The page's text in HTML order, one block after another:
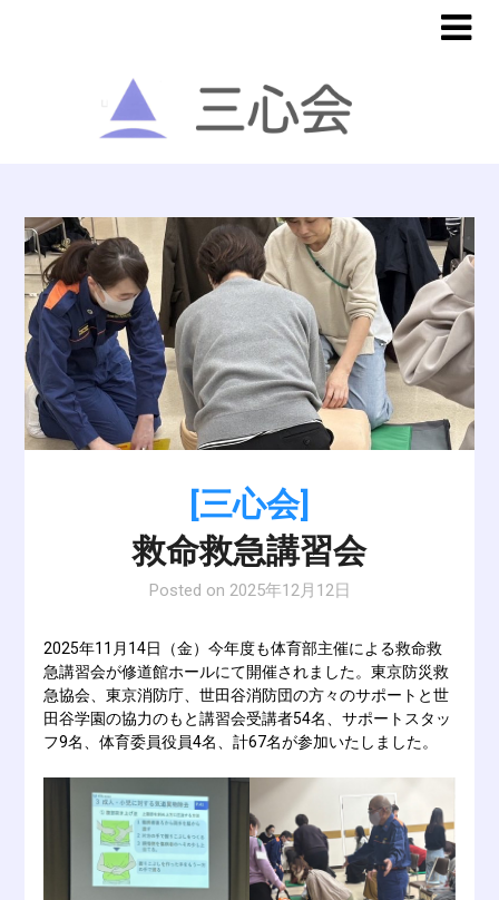
[三心会]
救命救急講習会
Posted on 2025年12月12日
2025年11月14日（金）今年度も体育部主催による救命救
急講習会が修道館ホールにて開催されました。東京防災救
急協会、東京消防庁、世田谷消防団の方々のサポートと世
田谷学園の協力のもと講習会受講者54名、サポートスタッ
フ9名、体育委員役員4名、計67名が参加いたしました。